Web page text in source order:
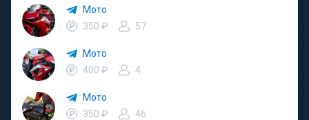
Мото
350 ₽
57
Мото
400 ₽
4
Мото
350 ₽
46